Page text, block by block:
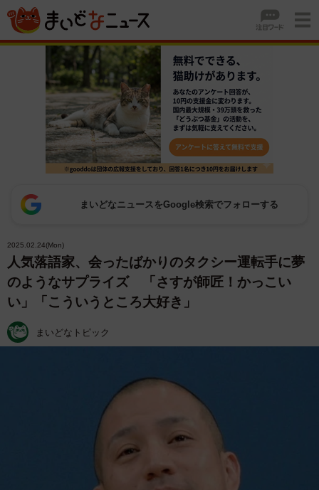
まいどなニュースをGoogle検索でフォローする
2025.02.24(Mon)
人気落語家、会ったばかりのタクシー運転手に夢
のようなサプライズ 「さすが師匠！かっこい
い」「こういうところ大好き」
まいどなトピック